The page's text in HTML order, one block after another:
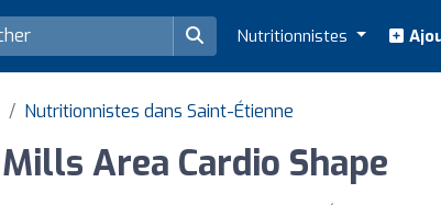
Nutritionnistes
Nutritionnistes dans Saint-Étienne
Mills Area Cardio Shape